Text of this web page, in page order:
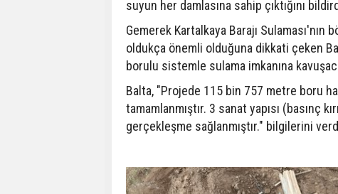
suyun her damlasına sahip çıktığını
Gemerek Kartalkaya Barajı
oldukça önemli olduğuna dikkati çeken
borulu sistemle sulama imkanına
Balta, "Projede 115 bin 757 metre boru
tamamlanmıştır. 3 sanat yapısı (basınç
gerçekleşme sağlanmıştır." bilgilerini